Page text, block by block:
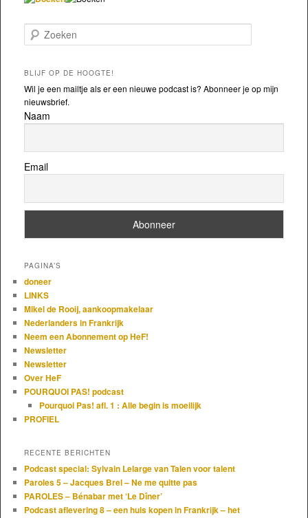
Zoeken
BLIJF OP DE HOOGTE!
Wil je een mailtje als er een nieuwe podcast is? Abonneer je op mijn
nieuwsbrief.
Naam
Email
PAGINA’S
doneer
LINKS
Mikel de Rooij, aankoopmakelaar
Nederlanders in Frankrijk
Neem een Abonnement op HeF!
Newsletter
Newsletter
Over HeF
POURQUOI PAS! podcast
Pourquoi Pas! afl. 1 : Alle begin is moeilijk
PROFIEL
RECENTE BERICHTEN
Podcast special: Sylvain Lelarge van Talen voor talent
Paroles 5 – Jacques Brel – Ne me quitte pas
PAROLES – Bénabar met ‘Le Dîner’
Podcast aflevering 8 – een huis kopen in Frankrijk – het